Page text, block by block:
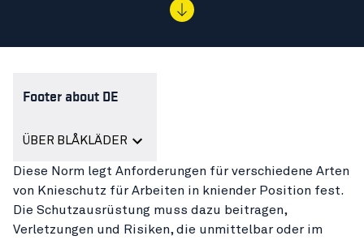
Footer about DE
ÜBER BLÅKLÄDER
Diese Norm legt Anforderungen für verschiedene Arten
von Knieschutz für Arbeiten in kniender Position fest.
Die Schutzausrüstung muss dazu beitragen,
Verletzungen und Risiken, die unmittelbar oder im